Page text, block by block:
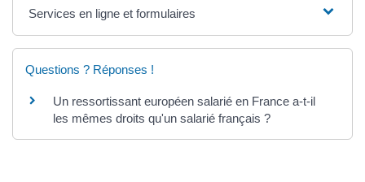
Services en ligne et formulaires
Questions ? Réponses !
Un ressortissant européen salarié en France a-t-il
les mêmes droits qu'un salarié français ?